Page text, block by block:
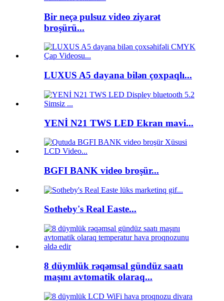
Bir neçə pulsuz video ziyarət
broşürü...
LUXUS A5 dayana bilən çoxpaqlı...
YENİ N21 TWS LED Ekran mavi...
BGFI BANK video broşür...
Sotheby's Real Easte...
8 düymlük rəqəmsal gündüz saatı
maşını avtomatik olaraq...